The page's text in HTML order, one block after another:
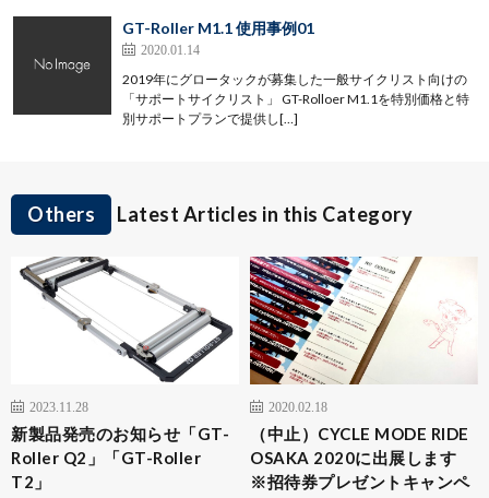
GT-Roller M1.1 使用事例01
2020.01.14
2019年にグロータックが募集した一般サイクリスト向けの
「サポートサイクリスト」 GT-Rolloer M1.1を特別価格と特
別サポートプランで提供し[…]
Others Latest Articles in this Category
2023.11.28
新製品発売のお知らせ「GT-
Roller Q2」「GT-Roller
T2」
2020.02.18
（中止）CYCLE MODE RIDE
OSAKA 2020に出展します
※招待券プレゼントキャンペ